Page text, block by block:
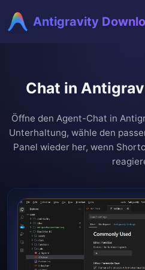
Antigravity
Chat in
Öffne den Agent-Chat in
Unterhaltung, wähle den
Panel wieder her, wenn